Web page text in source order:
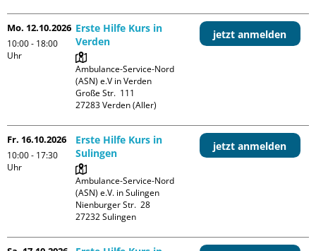
Mo. 12.10.2026
10:00 - 18:00
Uhr
Erste Hilfe Kurs in
Verden
Ambulance-Service-Nord
(ASN) e.V in Verden
Große Str.  111
jetzt anmelden
Fr. 16.10.2026
10:00 - 17:30
Uhr
Erste Hilfe Kurs in
Sulingen
Ambulance-Service-Nord
(ASN) e.V. in Sulingen
Nienburger Str.  28
jetzt anmelden